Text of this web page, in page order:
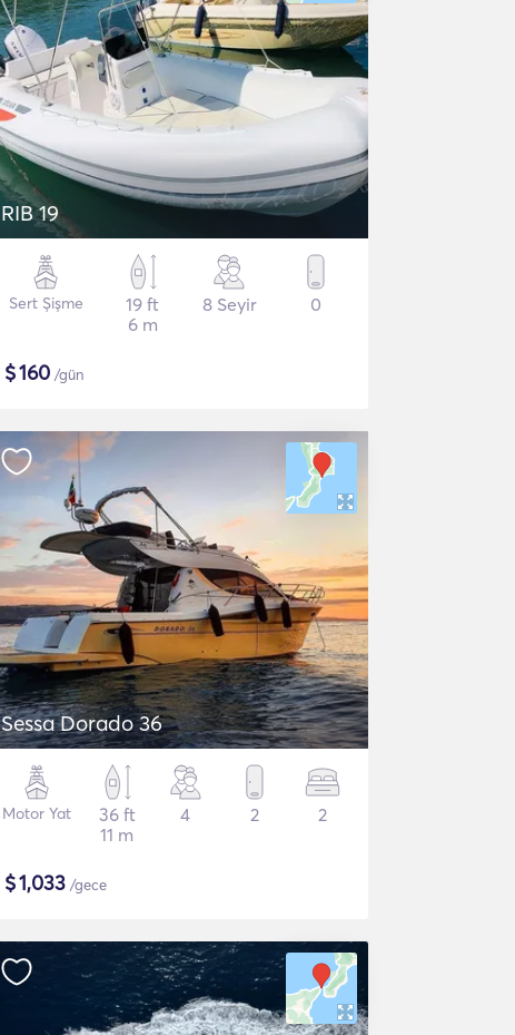
RIB 19
Sert Şişme
19 ft
6 m
8 Seyir 0
$160 /gün
Sessa Dorado 36
Motor Yat
36 ft
11 m
4 2 2
$1,033 /gece